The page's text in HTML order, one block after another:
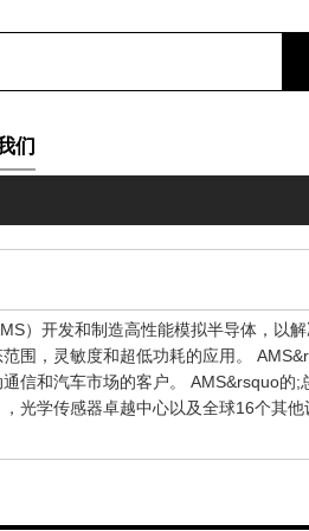
们
）开发和制造高性能模拟半导体，以
范围，灵敏度和超低功耗的应用。
信和汽车市场的客户。 AMS&rsquo
光学传感器卓越中心以及全球16个其